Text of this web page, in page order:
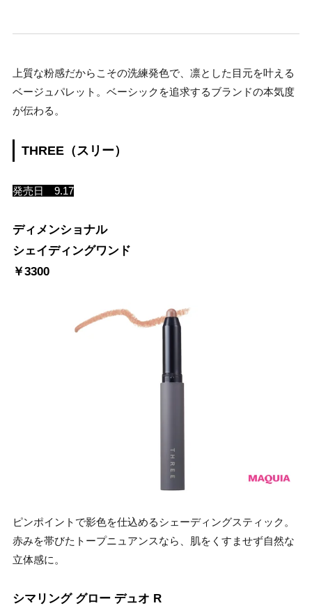
上質な粉感だからこその洗練発色で、凛とした目元を叶える
ベージュパレット。ベーシックを追求するブランドの本気度
が伝わる。
THREE（スリー）
発売日 9.17
ディメンショナル
シェイディングワンド
￥3300
ピンポイントで影色を仕込めるシェーディングスティック。
赤みを帯びたトープニュアンスなら、肌をくすませず自然な
立体感に。
シマリング グロー デュオ R